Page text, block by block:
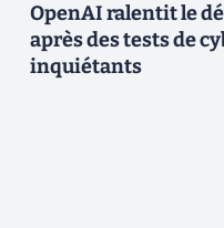
OpenAI ralentit le
après des tests de
inquiétants